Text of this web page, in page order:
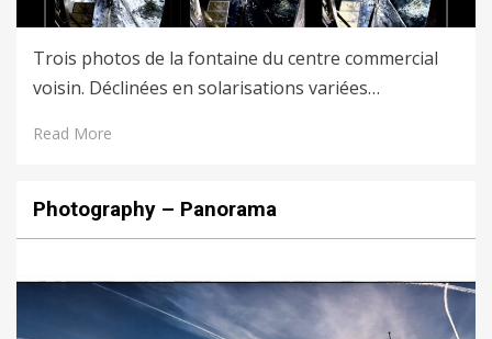
Trois photos de la fontaine du centre commercial
voisin. Déclinées en solarisations variées…
Read More
Photography – Panorama